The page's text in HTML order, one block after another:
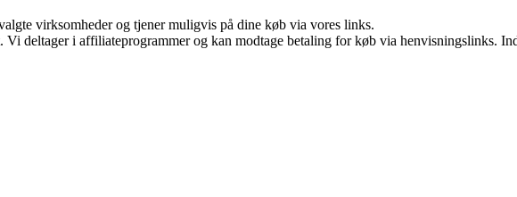
virksomheder og tjener muligvis på dine køb via vores links.
deltager i affiliateprogrammer og kan modtage betaling for køb via henvisningslinks.